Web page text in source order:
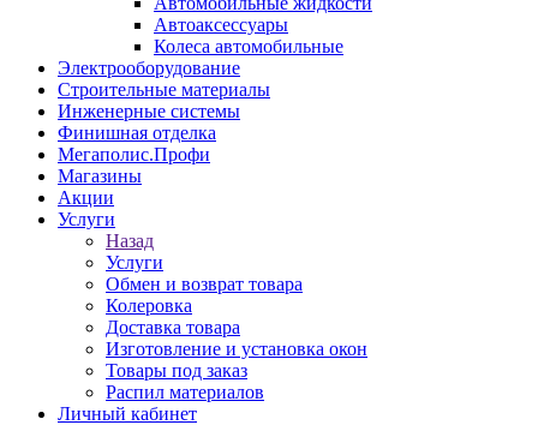
Автоаксессуары
Колеса автомобильные
Электрооборудование
Строительные материалы
Инженерные системы
Финишная отделка
Мегаполис.Профи
Магазины
Акции
Услуги
Назад
Услуги
Обмен и возврат товара
Колеровка
Доставка товара
Изготовление и установка окон
Товары под заказ
Распил материалов
Личный кабинет